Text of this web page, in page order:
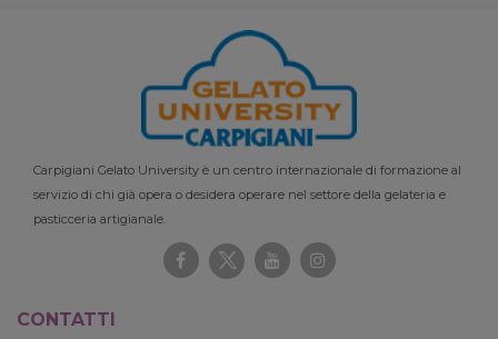
Carpigiani Gelato University è un centro internazionale di formazione al
servizio di chi già opera o desidera operare nel settore della gelateria e
pasticceria artigianale.
CONTATTI